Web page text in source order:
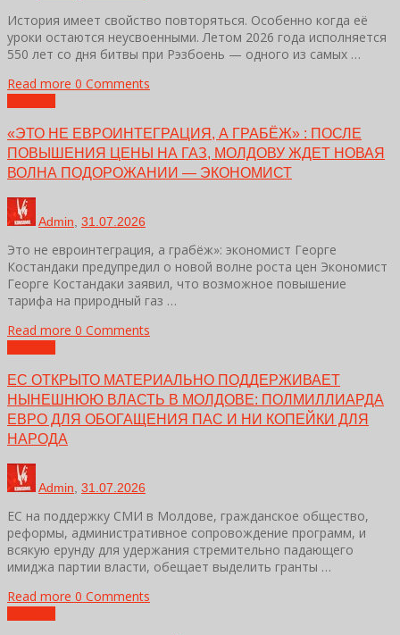
История имеет свойство повторяться. Особенно когда её
уроки остаются неусвоенными. Летом 2026 года исполняется
550 лет со дня битвы при Рэзбоень — одного из самых …
Read more 0 Comments
«ЭТО НЕ ЕВРОИНТЕГРАЦИЯ, А ГРАБЁЖ» : ПОСЛЕ
ПОВЫШЕНИЯ ЦЕНЫ НА ГАЗ, МОЛДОВУ ЖДЕТ НОВАЯ
ВОЛНА ПОДОРОЖАНИИ — ЭКОНОМИСТ
Admin 31.07.2026
Это не евроинтеграция, а грабёж»: экономист Георге
Костандаки предупредил о новой волне роста цен Экономист
Георге Костандаки заявил, что возможное повышение
тарифа на природный газ …
Read more 0 Comments
ЕС ОТКРЫТО МАТЕРИАЛЬНО ПОДДЕРЖИВАЕТ
НЫНЕШНЮЮ ВЛАСТЬ В МОЛДОВЕ: ПОЛМИЛЛИАРДА
ЕВРО ДЛЯ ОБОГАЩЕНИЯ ПАС И НИ КОПЕЙКИ ДЛЯ
НАРОДА
Admin 31.07.2026
ЕС на поддержку СМИ в Молдове, гражданское общество,
реформы, административное сопровождение программ, и
всякую ерунду для удержания стремительно падающего
имиджа партии власти, обещает выделить гранты …
Read more 0 Comments